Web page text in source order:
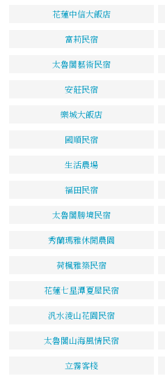
花蓮中信大飯店
富莉民宿
太魯閣藝術民宿
安莊民宿
樂城大飯店
國順民宿
生活農場
福田民宿
太魯閣勝境民宿
秀蘭瑪雅休閒農園
荷楓雅築民宿
花蓮七星潭夏屋民宿
汎水淩山花園民宿
太魯閣山海風情民宿
立霧客棧